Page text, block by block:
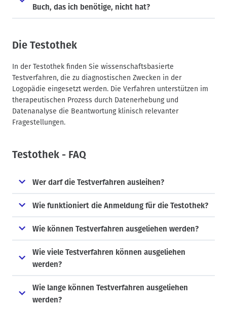
Buch, das ich benötige, nicht hat?
Die Testothek
In der Testothek finden Sie wissenschaftsbasierte
Testverfahren, die zu diagnostischen Zwecken in der
Logopädie eingesetzt werden. Die Verfahren unterstützen im
therapeutischen Prozess durch Datenerhebung und
Datenanalyse die Beantwortung klinisch relevanter
Fragestellungen.
Testothek - FAQ
Wer darf die Testverfahren ausleihen?
Wie funktioniert die Anmeldung für die Testothek?
Wie können Testverfahren ausgeliehen werden?
Wie viele Testverfahren können ausgeliehen
werden?
Wie lange können Testverfahren ausgeliehen
werden?